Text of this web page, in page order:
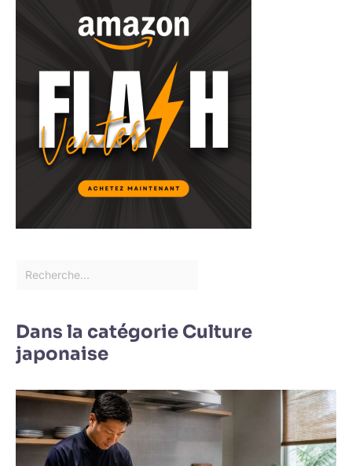
Dans la catégorie Culture
japonaise